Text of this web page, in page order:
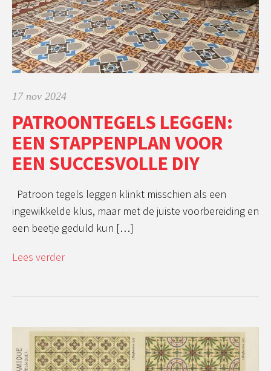
17 nov 2024
PATROONTEGELS LEGGEN:
EEN STAPPENPLAN VOOR
EEN SUCCESVOLLE DIY
Patroon tegels leggen klinkt misschien als een
ingewikkelde klus, maar met de juiste voorbereiding en
een beetje geduld kun […]
Lees verder